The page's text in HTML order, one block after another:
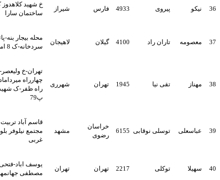
پیروی 4933 فارس شیراز
خ شهید کلاهدوز کوچه 16
ساختمان سارا
تاران راد 4100 گیلان لاهیجان
محله بیجار بنه-پائین پشت
سردخانه-ک 8 امام رضا
تقی نیا 1945 تهران شهرری
تهران-خ ولیعصر-بالا تر از
چهارراه میرداماد-بعد از سه
راه ظفر-ک شهید ناصری-
توسلی نوقابی 6155
رضوی
مشهد
قاسم آباد تربیت شمال 7
مجتمع نیلوفر بلوک 11 ط 2
توکلی 2217 تهران تهران
یوسف اباد-فتحی شقاقی-خ
مصطفی جهانمهر-پلاک58